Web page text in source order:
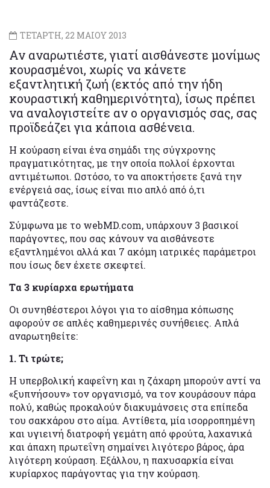
ΤΕΤΑΡΤΗ, 22 ΜΑΙΟΥ 2013
Αν αναρωτιέστε, γιατί αισθάνεστε μονίμως
κουρασμένοι, χωρίς να κάνετε
εξαντλητική ζωή (εκτός από την ήδη
κουραστική καθημερινότητα), ίσως πρέπει
να αναλογιστείτε αν ο οργανισμός σας, σας
προϊδεάζει για κάποια ασθένεια.
Η κούραση είναι ένα σημάδι της σύγχρονης
πραγματικότητας, με την οποία πολλοί έρχονται
αντιμέτωποι. Ωστόσο, το να αποκτήσετε ξανά την
ενέργειά σας, ίσως είναι πιο απλό από ό,τι
φαντάζεστε.
Σύμφωνα με το webMD.com, υπάρχουν 3 βασικοί
παράγοντες, που σας κάνουν να αισθάνεστε
εξαντλημένοι αλλά και 7 ακόμη ιατρικές παράμετροι
που ίσως δεν έχετε σκεφτεί.
Tα 3 κυρίαρχα ερωτήματα
Οι συνηθέστεροι λόγοι για το αίσθημα κόπωσης
αφορούν σε απλές καθημερινές συνήθειες. Απλά
αναρωτηθείτε:
1. Τι τρώτε;
Η υπερβολική καφεΐνη και η ζάχαρη μπορούν αντί να
«ξυπνήσουν» τον οργανισμό, να τον κουράσουν πάρα
πολύ, καθώς προκαλούν διακυμάνσεις στα επίπεδα
του σακχάρου στο αίμα. Αντίθετα, μία ισορροπημένη
και υγιεινή διατροφή γεμάτη από φρούτα, λαχανικά
και άπαχη πρωτεΐνη σημαίνει λιγότερο βάρος, άρα
λιγότερη κούραση. Εξάλλου, η παχυσαρκία είναι
κυρίαρχος παράγοντας για την κούραση.